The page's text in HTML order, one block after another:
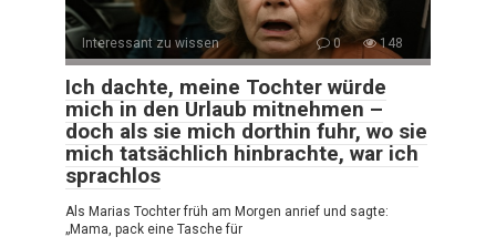
Interessant zu wissen 0 148
Ich dachte, meine Tochter würde
mich in den Urlaub mitnehmen –
doch als sie mich dorthin fuhr, wo sie
mich tatsächlich hinbrachte, war ich
sprachlos
Als Marias Tochter früh am Morgen anrief und sagte:
„Mama, pack eine Tasche für